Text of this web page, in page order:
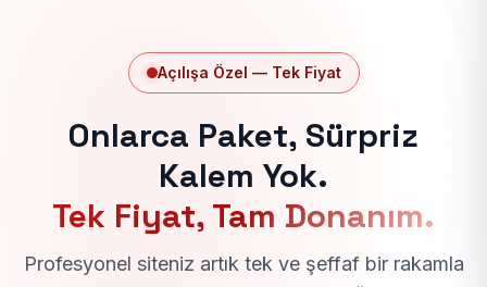
Açılışa Özel — Tek Fiyat
Onlarca Paket, Sürpriz
Kalem Yok.
Tek Fiyat, Tam Donanım.
Profesyonel siteniz artık tek ve şeffaf bir rakamla